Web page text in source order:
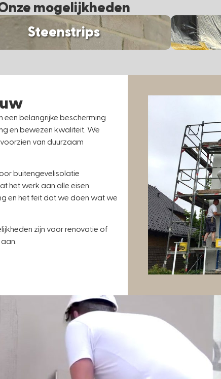
mogelijkheden
Steenstrips
een belangrijke bescherming
en bewezen kwaliteit. We
van duurzaam
buitengevelisolatie
het werk aan alle eisen
en het feit dat we doen wat we
zijn voor renovatie of